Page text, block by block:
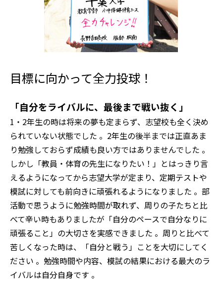
目標に向かって全力投球！
「自分をライバルに、最後まで戦い抜く」
1・2年生の時は将来の夢も定まらず、志望校も全く決め
られていない状態でした 。2年生の後半までは正直あま
り勉強しておらず成績も良い方ではありませんでした 。
しかし「教員・体育の先生になりたい！」とはっきり言
えるようになってから志望大学が定まり、定期テストや
模試に対しても前向きに頑張れるようになりました 。部
活動で思うように勉強時間が取れず、周りの子たちと比
べて辛い時もありましたが「自分のペースで自分なりに
頑張ること」の大切さを実感できました 。周りと比べて
苦しくなった時は、「自分と戦う」ことを大切にしてく
ださい 。勉強時間や内容、模試の結果における最大のラ
イバルは自分自身です 。